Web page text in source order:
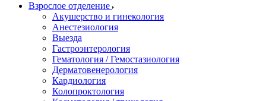
Взрослое отделение
Акушерство и гинекология
Анестезиология
Выезда
Гастроэнтерология
Гематология / Гемостазиология
Дерматовенерология
Кардиология
Колопроктология